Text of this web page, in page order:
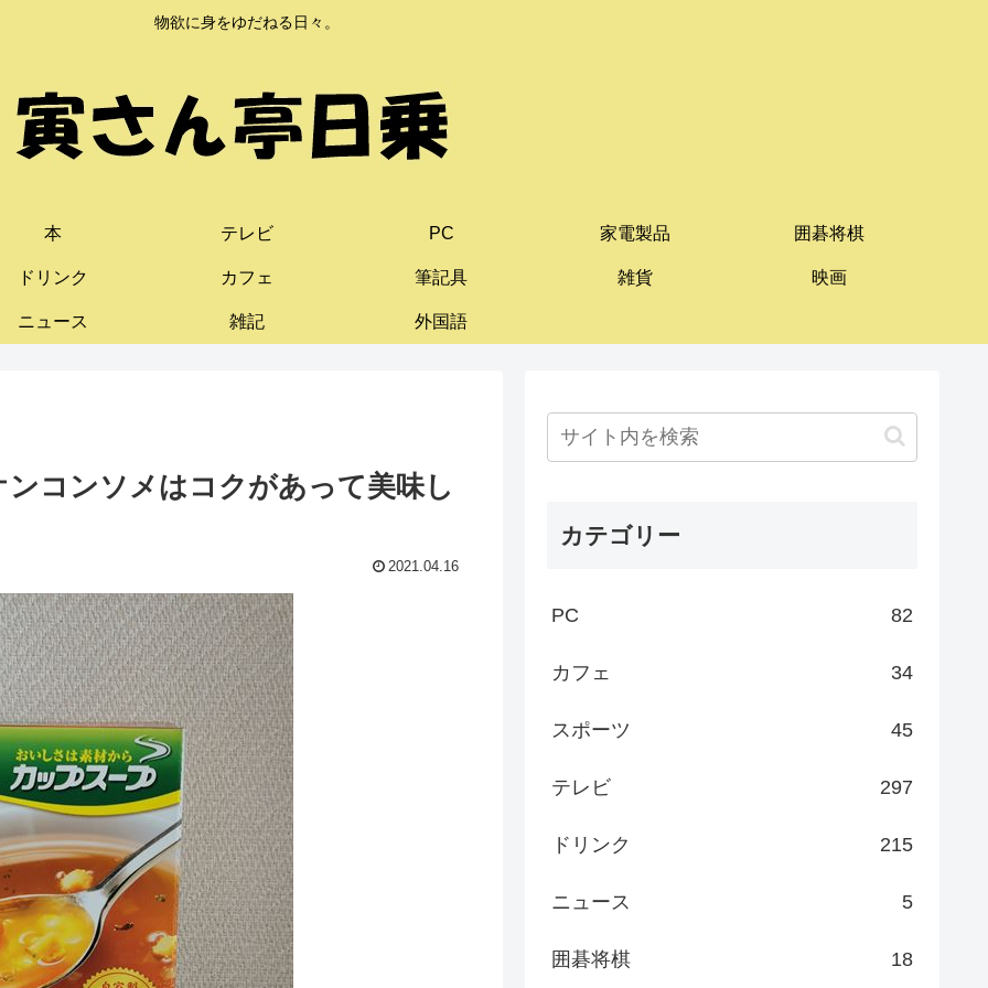
物欲に身をゆだねる日々。
本 テレビ PC 家電製品 囲碁将棋
ドリンク カフェ 筆記具 雑貨 映画
ニュース 雑記 外国語
コンソメはコクがあって美味し
2021.04.16
カテゴリー
PC 82
カフェ 34
スポーツ 45
テレビ 297
ドリンク 215
ニュース 5
囲碁将棋 18